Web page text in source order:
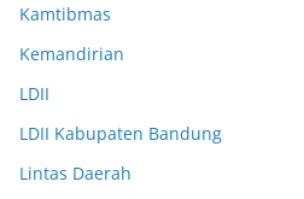
Kamtibmas
Kemandirian
LDII
LDII Kabupaten Bandung
Lintas Daerah